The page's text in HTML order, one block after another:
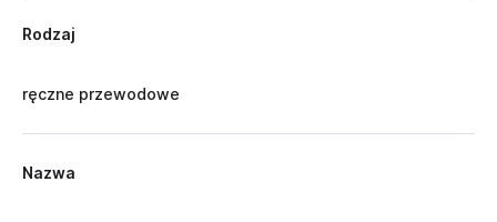
Rodzaj
ręczne przewodowe
Nazwa